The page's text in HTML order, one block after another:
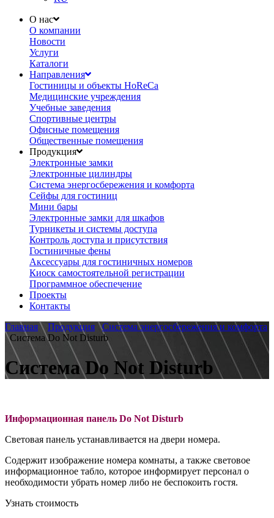
О нас
О компании
Новости
Услуги
Каталоги
Направления
Гостиницы и объекты HoReCa
Медицинские учреждения
Учебные заведения
Спортивные центры
Офисные помещения
Общественные помещения
Продукция
Электронные замки
Электронные цилиндры
Система энергосбережения и комфорта
Сейфы для гостиниц
Мини бары
Электронные замки для шкафов
Турникеты и системы доступа
Контроль доступа и присутствия
Гостиничные фены
Аксессуары для гостиничных номеров
Киоск самостоятельной регистрации
Программное обеспечение
Проекты
Контакты
Главная
Продукция
Система энергосбережения и комфорта
Система Do Not Disturb
Система Do Not Disturb
Информационная панель Do Not Disturb
Световая панель устанавливается на двери номера.
Содержит изображение номера комнаты, а также световое
информационное табло, которое информирует персонал о
необходимости убрать номер либо не беспокоить гостя.
Узнать стоимость